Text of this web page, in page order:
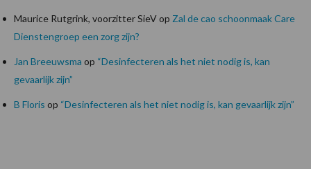
Maurice Rutgrink, voorzitter SieVop Zal de cao schoonmaak Care
Dienstengroep een zorg zijn?
Jan Breeuwsma op “Desinfecteren als het niet nodig is, kan
gevaarlijk zijn”
B Floris op “Desinfecteren als het niet nodig is, kan gevaarlijk zijn”